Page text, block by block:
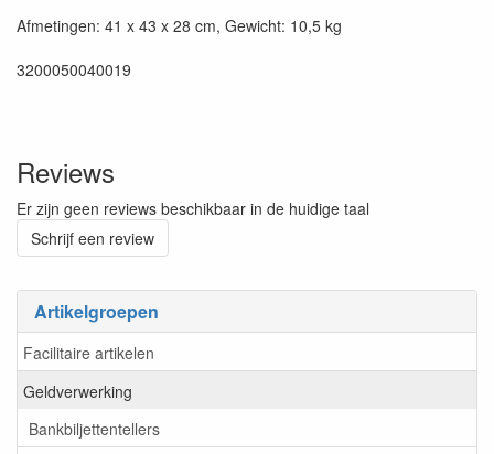
Artikelgroepen
Facilitaire artikelen
Geldverwerking
Bankbiljettentellers
Afmetingen: 41 x 43 x 28 cm, Gewicht: 10,5 kg
3200050040019
Reviews
Er zijn geen reviews beschikbaar in de huidige taal
Schrijf een review